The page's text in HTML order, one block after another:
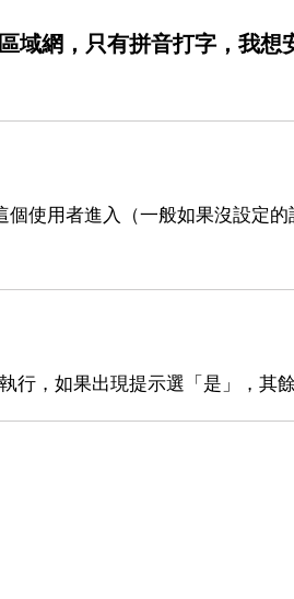
域網，只有拼音打字，我
使用者進入（一般如果沒設定
行，如果出現提示選「是」，其